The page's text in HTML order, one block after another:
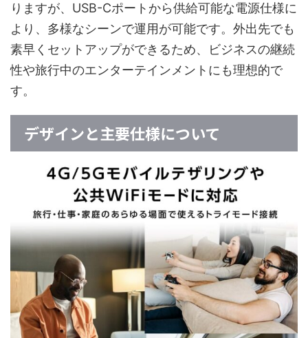
りますが、USB-Cポートから供給可能な電源仕様に
より、多様なシーンで運用が可能です。外出先でも
素早くセットアップができるため、ビジネスの継続
性や旅行中のエンターテインメントにも理想的で
す。
デザインと主要仕様について